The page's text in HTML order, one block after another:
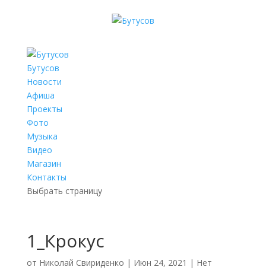
Бутусов
Новости
Афиша
Проекты
Фото
Музыка
Видео
Магазин
Контакты
Выбрать страницу
1_Крокус
от Николай Свириденко | Июн 24, 2021 | Нет